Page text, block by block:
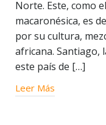
Norte. Este, como
macaronésica, es
por su cultura,
africana. Santiago,
este país de […]
Leer Más